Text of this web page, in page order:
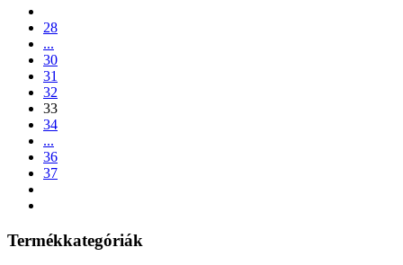
28
...
30
31
32
33
34
...
36
37
Termékkategóriák